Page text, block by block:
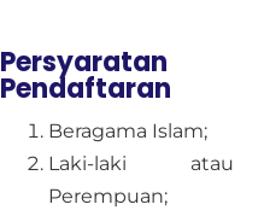
Persyaratan
Pendaftaran
Beragama Islam;
Laki-laki atau
Perempuan;